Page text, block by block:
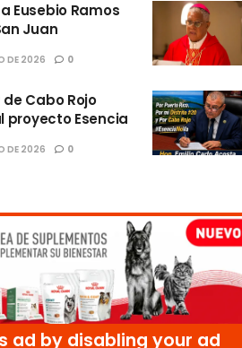
Eusebio Ramos
Juan
DE 2026 0
Cabo Rojo
proyecto Esencia
DE 2026 0